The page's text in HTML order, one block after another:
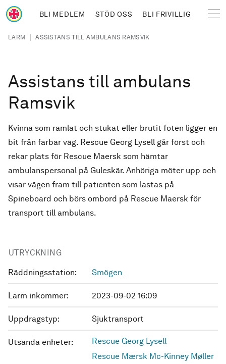
Hoppa till huvudinnehåll
BLI MEDLEM STÖD OSS BLI FRIVILLIG
Länkstig
LARM | ASSISTANS TILL AMBULANS RAMSVIK
Assistans till ambulans
Ramsvik
Kvinna som ramlat och stukat eller brutit foten ligger en
bit från farbar väg. Rescue Georg Lysell går först och
rekar plats för Rescue Maersk som hämtar
ambulanspersonal på Guleskär. Anhöriga möter upp och
visar vägen fram till patienten som lastas på
Spineboard och börs ombord på Rescue Maersk för
transport till ambulans.
UTRYCKNING
Räddningsstation: Smögen
Larm inkommer: 2023-09-02 16:09
Uppdragstyp: Sjuktransport
Utsända enheter:
Rescue Georg Lysell
Rescue Mærsk Mc-Kinney Møller